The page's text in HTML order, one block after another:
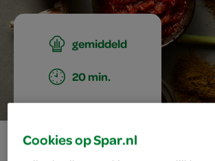
gemiddeld
20 min.
rode thaise
Cookies op Spar.nl